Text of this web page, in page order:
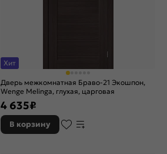
Хит
Дверь межкомнатная Браво-21 Экошпон,
Wenge Melinga, глухая, царговая
4 635₽
В корзину